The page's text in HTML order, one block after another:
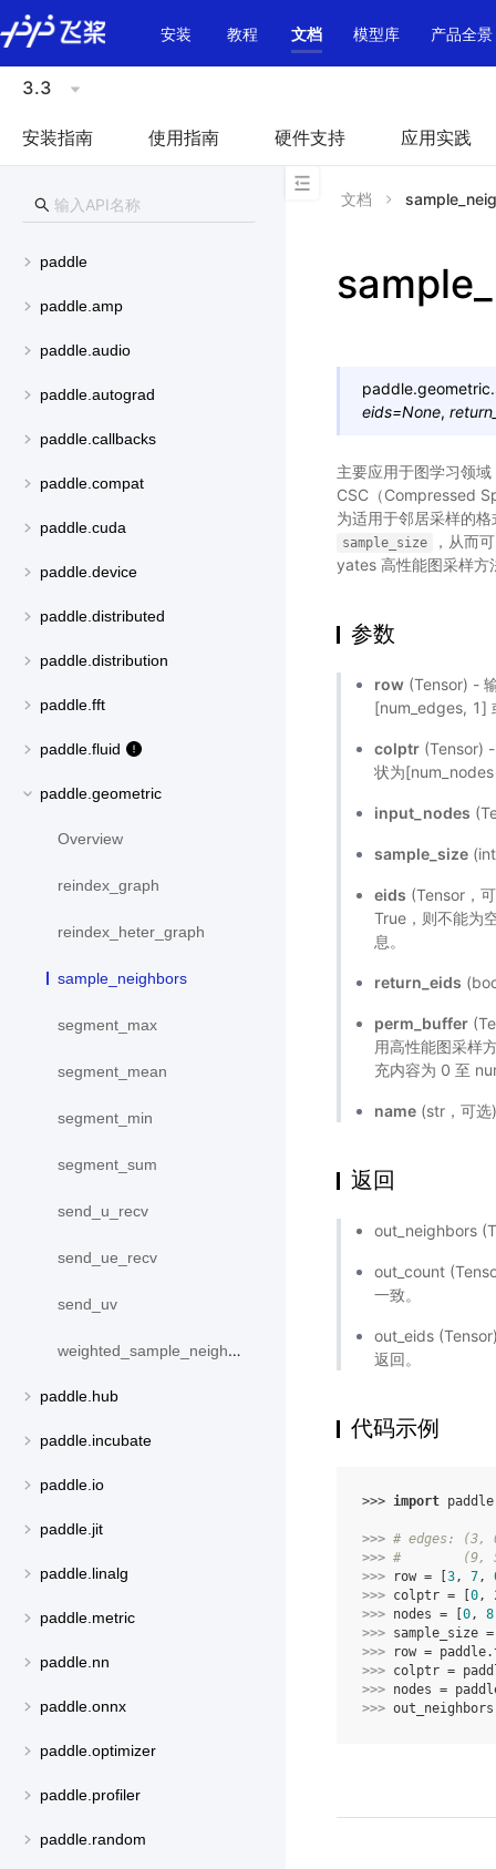
\u200E
安装
教程 文档 模型库 产品全景
3.3
安装指南 使用指南 硬件支持 应用实践
paddle
paddle.amp
paddle.audio
paddle.autograd
paddle.callbacks
paddle.compat
paddle.cuda
paddle.device
paddle.distributed
paddle.distribution
paddle.fft
paddle.fluid
paddle.geometric
Overview
reindex_graph
reindex_heter_graph
sample_neighbors
segment_max
segment_mean
segment_min
segment_sum
send_u_recv
send_ue_recv
send_uv
weighted_sample_neighbors
paddle.hub
paddle.incubate
paddle.io
paddle.jit
paddle.linalg
paddle.metric
paddle.nn
paddle.onnx
paddle.optimizer
paddle.profiler
paddle.random
文档
paddle.geometric.
eids=None,
主要应用于图学习领
CSC（Compressed
为适用于邻居采样的
sample_size
，从而
yates 高性能图采样方
参数
row (Tensor) -
[num_edges, 1]
colptr (Tensor)
状为
input_nodes
sample_size
eids (Tensor，
True，则不能为
息。
return_eids
perm_buffer
用高性能图采样
充内容为 0 至
name (str，可
返回
out_neighbors
out_count
一致。
out_eids
返回。
代码示例
>>> import paddle
>>> # edges:
>>> #        (9,
>>>
row = 3, 7,
>>> colptr = 0,
>>> nodes = 0, 8
>>> sample_size =
>>>
row = paddle.
>>> colptr =
>>> nodes =
>>> out_neighbors